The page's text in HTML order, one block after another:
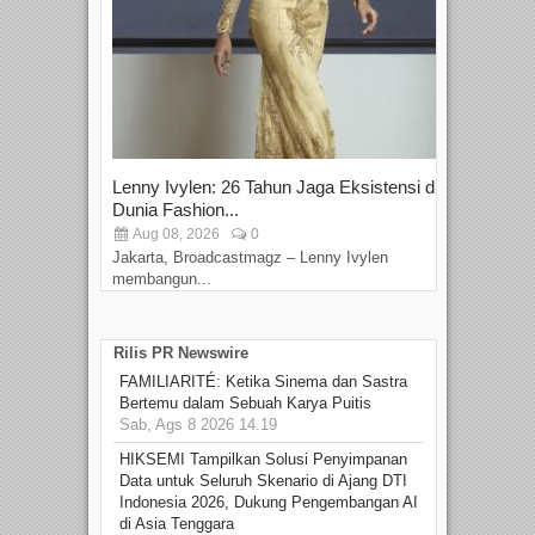
Lenny Ivylen: 26 Tahun Jaga Eksistensi di
Dunia Fashion...
Aug 08, 2026 0
Jakarta, Broadcastmagz – Lenny Ivylen
membangun...
Rilis PR Newswire
FAMILIARITÉ: Ketika Sinema dan Sastra
Bertemu dalam Sebuah Karya Puitis
Sab, Ags 8 2026 14.19
HIKSEMI Tampilkan Solusi Penyimpanan
Data untuk Seluruh Skenario di Ajang DTI
Indonesia 2026, Dukung Pengembangan AI
di Asia Tenggara